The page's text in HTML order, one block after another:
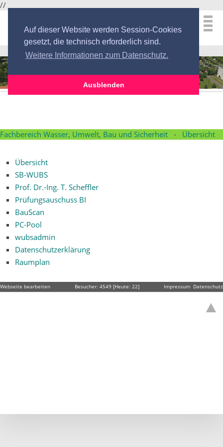
Auf dieser Website werden Session-Cookies
gesetzt, die technisch erforderlich sind.
Weitere Informationen zum Datenschutz.
Ausblenden
//
Fachbereich Wasser, Umwelt, Bau und Sicherheit - Übersicht
Übersicht
SB-WUBS
Prof. Dr.-Ing. T. Scheffler
Prüfungsauschuss BI
BauScan
PC-Pool
wubsadmin
Datenschutzerklärung
Raumplan
Webseite bearbeiten Datenschutz
Impressum
Besucher: 4549 [Heute: 22]